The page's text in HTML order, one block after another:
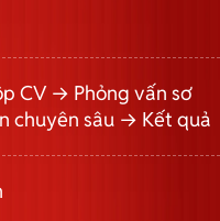
CV → Phỏng vấn sơ
chuyên sâu → Kết quả